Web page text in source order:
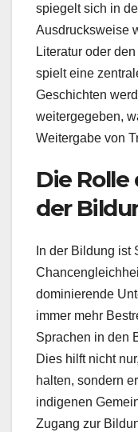
spiegelt sich in
Ausdrucksweise
Literatur oder
spielt eine
Geschichten
weitergegeben,
Weitergabe von
Die Rolle
der
In der Bildung ist
dominierende
immer mehr
Sprachen in den
Dies hilft nicht
halten, sondern
indigenen
Zugang zur